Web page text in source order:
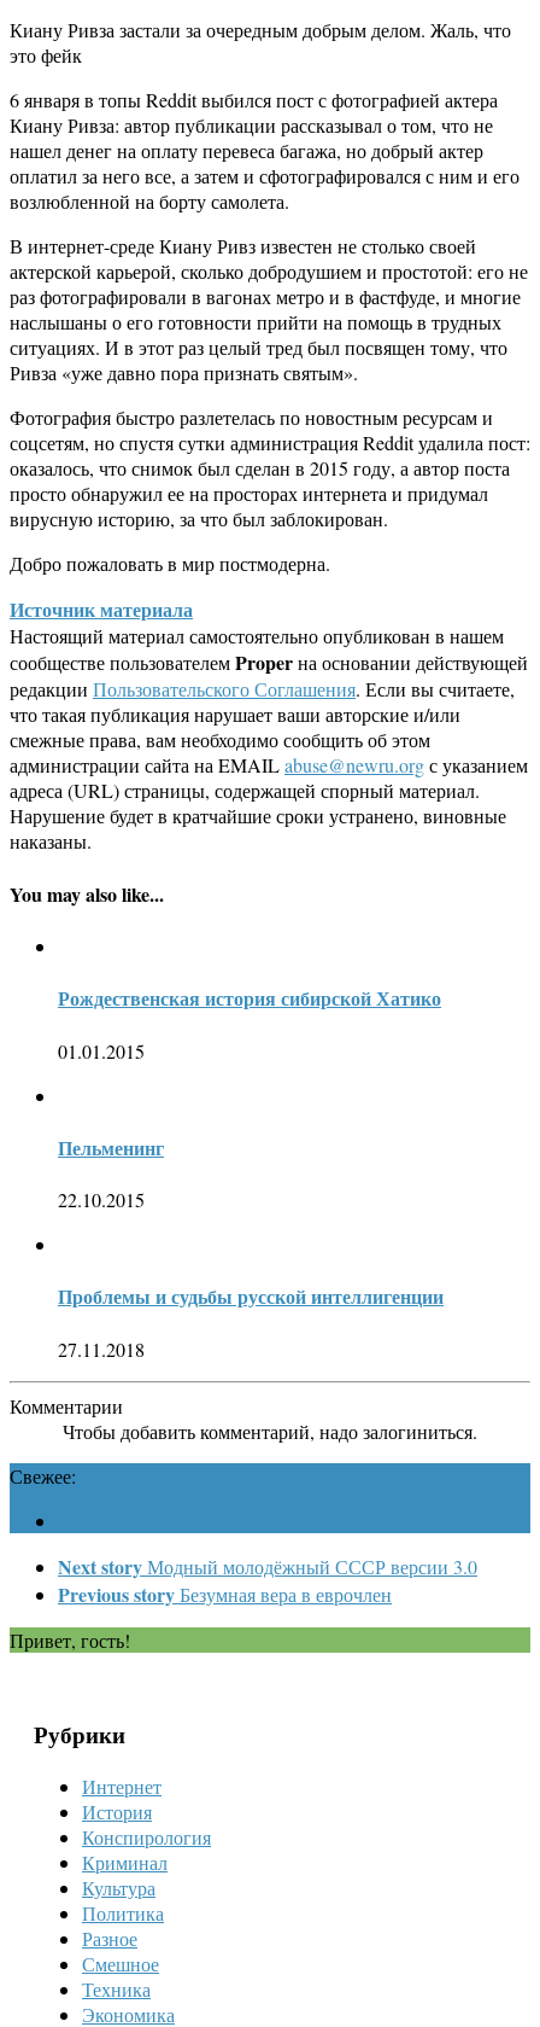
Киану Ривза застали за очередным добрым делом. Жаль, что
это фейк
6 января в топы Reddit выбился пост с фотографией актера
Киану Ривза: автор публикации рассказывал о том, что не
нашел денег на оплату перевеса багажа, но добрый актер
оплатил за него все, а затем и сфотографировался с ним и его
возлюбленной на борту самолета.
В интернет-среде Киану Ривз известен не столько своей
актерской карьерой, сколько добродушием и простотой: его не
раз фотографировали в вагонах метро и в фастфуде, и многие
наслышаны о его готовности прийти на помощь в трудных
ситуациях. И в этот раз целый тред был посвящен тому, что
Ривза «уже давно пора признать святым».
Фотография быстро разлетелась по новостным ресурсам и
соцсетям, но спустя сутки администрация Reddit удалила пост:
оказалось, что снимок был сделан в 2015 году, а автор поста
просто обнаружил ее на просторах интернета и придумал
вирусную историю, за что был заблокирован.
Добро пожаловать в мир постмодерна.
Источник материала
Настоящий материал самостоятельно опубликован в нашем
сообществе пользователемProperна основании действующей
редакции Пользовательского Соглашения. Если вы считаете,
что такая публикация нарушает ваши авторские и/или
смежные права, вам необходимо сообщить об этом
администрации сайта на EMAILabuse@newru.orgс указанием
адреса (URL) страницы, содержащей спорный материал.
Нарушение будет в кратчайшие сроки устранено, виновные
наказаны.
You may also like...
Рождественская история сибирской Хатико
01.01.2015
Пельменинг
22.10.2015
Проблемы и судьбы русской интеллигенции
27.11.2018
Комментарии
Чтобы добавить комментарий, надо залогиниться.
Свежее:
Next storyМодный молодёжный СССР версии 3.0
Previous storyБезумная вера в еврочлен
Привет, гость!
Рубрики
Интернет
История
Конспирология
Криминал
Культура
Политика
Разное
Смешное
Техника
Экономика